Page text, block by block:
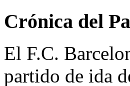
Crónica del
El F.C.
partido de ida